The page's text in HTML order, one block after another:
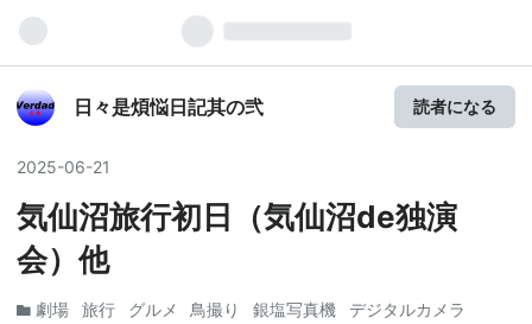
日々是煩悩日記其の弐 読者になる
2025-06-21
気仙沼旅行初日（気仙沼de独演
会）他
劇場 旅行 グルメ 鳥撮り 銀塩写真機 デジタルカメラ